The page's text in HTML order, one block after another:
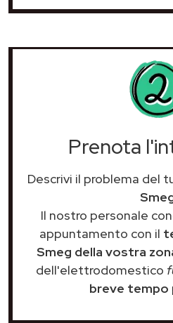
Prenota
Descrivi il problema del
Il nostro personale
appuntamento con il
Smeg della vostra
dell'elettrodomestico
breve tempo